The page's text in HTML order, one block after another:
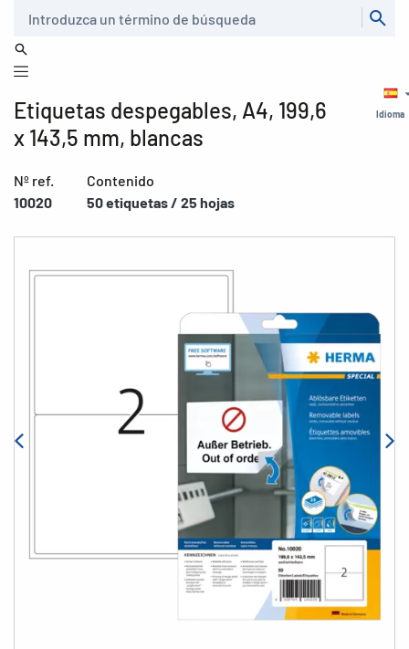
Idioma
Etiquetas despegables, A4, 199,6
x 143,5 mm, blancas
Nº ref.
10020
Contenido
50 etiquetas / 25 hojas